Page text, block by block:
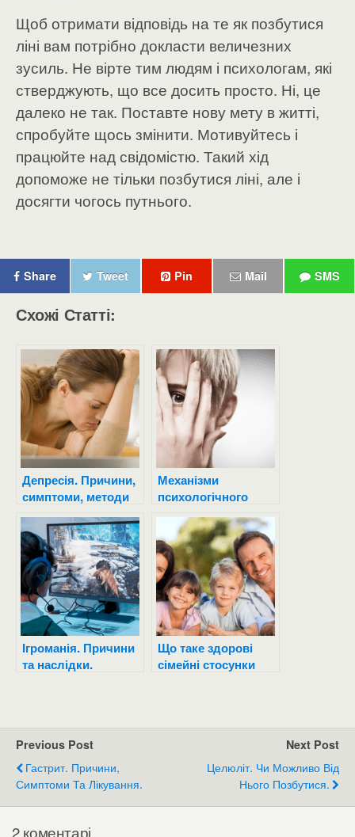
Щоб отримати відповідь на те як позбутися
ліні вам потрібно докласти величезних
зусиль. Не вірте тим людям і психологам, які
стверджують, що все досить просто. Ні, це
далеко не так. Поставте нову мету в житті,
спробуйте щось змінити. Мотивуйтесь і
працюйте над свідомістю. Такий хід
допоможе не тільки позбутися ліні, але і
досягти чогось путнього.
Share Tweet Pin Mail SMS
Схожі Статті:
Депресія. Причини,
симптоми, методи
лікування.
Механізми
психологічного
захисту
Ігроманія. Причини
та наслідки.
Що таке здорові
сімейні стосунки
Previous Post
Гастрит. Причини,
Симптоми Та Лікування.
Next Post
Целюліт. Чи Можливо Від
Нього Позбутися.
2 коментарі